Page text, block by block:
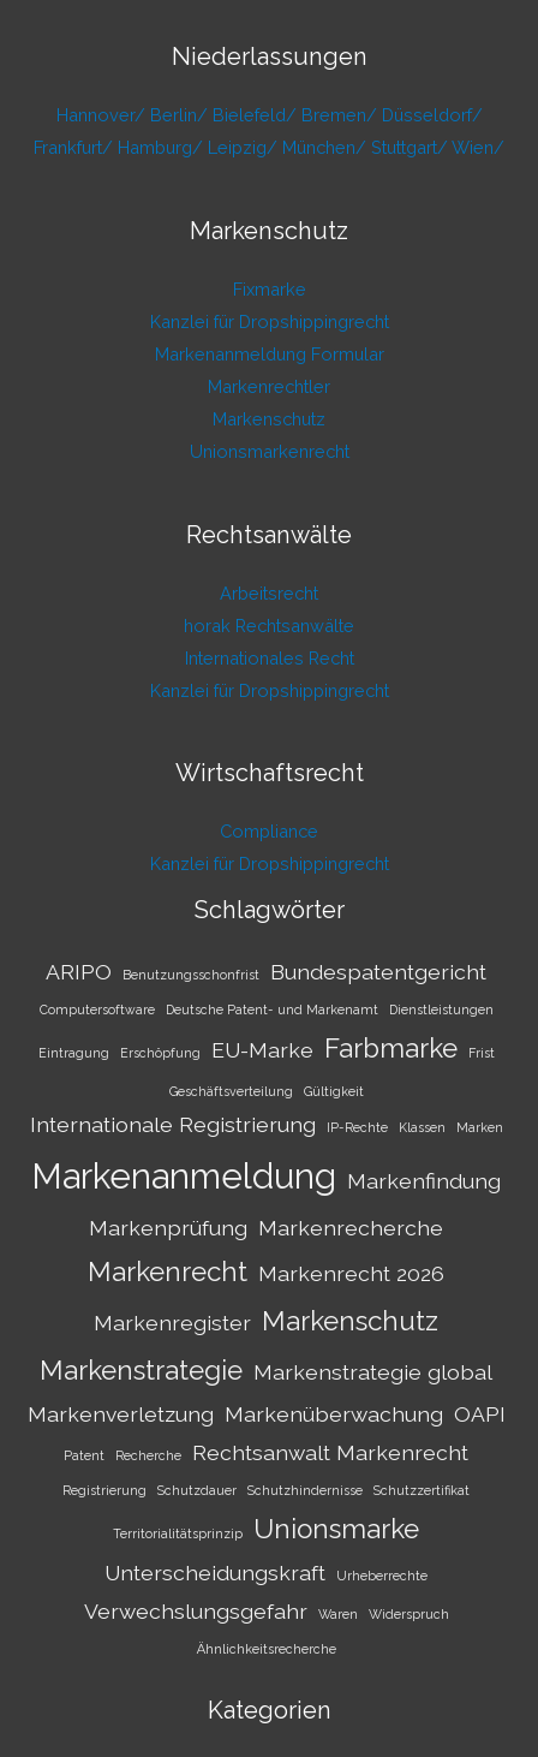
Niederlassungen
Hannover/ Berlin/ Bielefeld/ Bremen/ Düsseldorf/
Frankfurt/ Hamburg/ Leipzig/ München/ Stuttgart/ Wien/
Markenschutz
Fixmarke
Kanzlei für Dropshippingrecht
Markenanmeldung Formular
Markenrechtler
Markenschutz
Unionsmarkenrecht
Rechtsanwälte
Arbeitsrecht
horak Rechtsanwälte
Internationales Recht
Kanzlei für Dropshippingrecht
Wirtschaftsrecht
Compliance
Kanzlei für Dropshippingrecht
Schlagwörter
ARIPO Benutzungsschonfrist Bundespatentgericht
Computersoftware Deutsche Patent- und Markenamt Dienstleistungen
Eintragung Erschöpfung EU-Marke Farbmarke Frist
Geschäftsverteilung Gültigkeit
Internationale Registrierung IP-Rechte Klassen Marken
Markenanmeldung Markenfindung
Markenprüfung Markenrecherche
Markenrecht Markenrecht 2026
Markenregister Markenschutz
Markenstrategie Markenstrategie global
Markenverletzung Markenüberwachung OAPI
Patent Recherche Rechtsanwalt Markenrecht
Registrierung Schutzdauer Schutzhindernisse Schutzzertifikat
Territorialitätsprinzip Unionsmarke
Unterscheidungskraft Urheberrechte
Verwechslungsgefahr Waren Widerspruch
Ähnlichkeitsrecherche
Kategorien